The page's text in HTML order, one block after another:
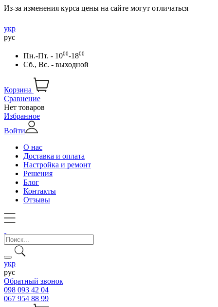
Из-за изменения курса цены на сайте могут отличаться
укр
рус
Пн.-Пт. - 1000-1800
Сб., Вс. - выходной
Корзина
Сравнение
Нет товаров
Избранное
Войти
О нас
Доставка и оплата
Настройка и ремонт
Решения
Блог
Контакты
Отзывы
укр
рус
Обратный звонок
098 093 42 04
067 954 88 99